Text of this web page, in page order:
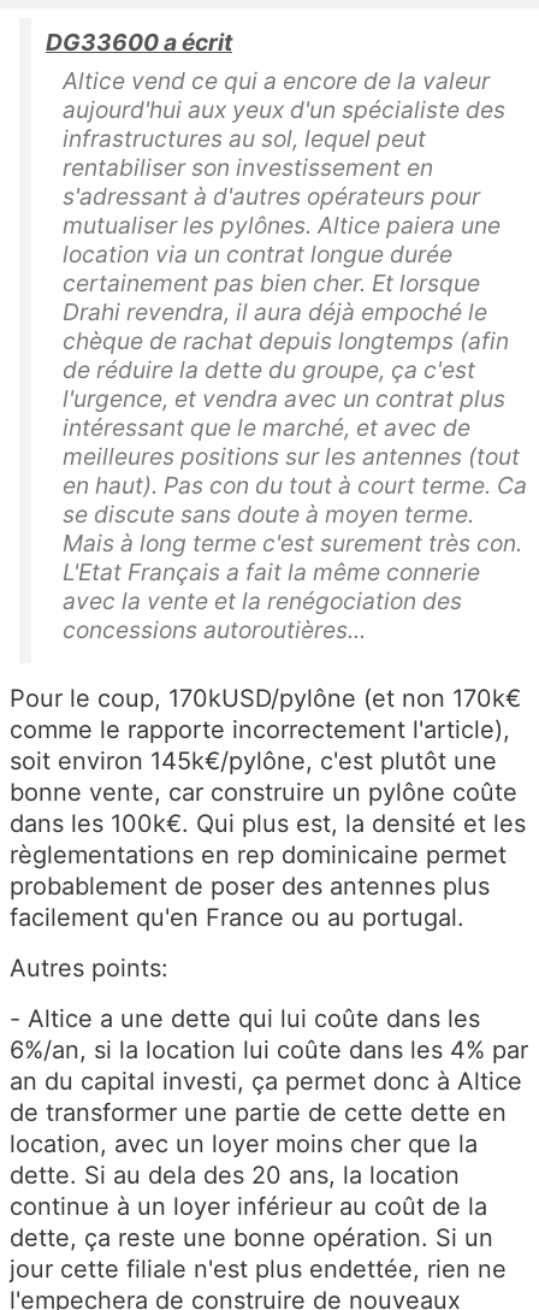
DG33600 a écrit
Altice vend ce qui a encore de la valeur
aujourd'hui aux yeux d'un spécialiste des
infrastructures au sol, lequel peut
rentabiliser son investissement en
s'adressant à d'autres opérateurs pour
mutualiser les pylônes. Altice paiera une
location via un contrat longue durée
certainement pas bien cher. Et lorsque
Drahi revendra, il aura déjà empoché le
chèque de rachat depuis longtemps (afin
de réduire la dette du groupe, ça c'est
l'urgence, et vendra avec un contrat plus
intéressant que le marché, et avec de
meilleures positions sur les antennes (tout
en haut). Pas con du tout à court terme. Ca
se discute sans doute à moyen terme.
Mais à long terme c'est surement très con.
L'Etat Français a fait la même connerie
avec la vente et la renégociation des
concessions autoroutières...
Pour le coup, 170kUSD/pylône (et non 170k€
comme le rapporte incorrectement l'article),
soit environ 145k€/pylône, c'est plutôt une
bonne vente, car construire un pylône coûte
dans les 100k€. Qui plus est, la densité et les
règlementations en rep dominicaine permet
probablement de poser des antennes plus
facilement qu'en France ou au portugal.
Autres points:
- Altice a une dette qui lui coûte dans les
6%/an, si la location lui coûte dans les 4% par
an du capital investi, ça permet donc à Altice
de transformer une partie de cette dette en
location, avec un loyer moins cher que la
dette. Si au dela des 20 ans, la location
continue à un loyer inférieur au coût de la
dette, ça reste une bonne opération. Si un
jour cette filiale n'est plus endettée, rien ne
l'empechera de construire de nouveaux